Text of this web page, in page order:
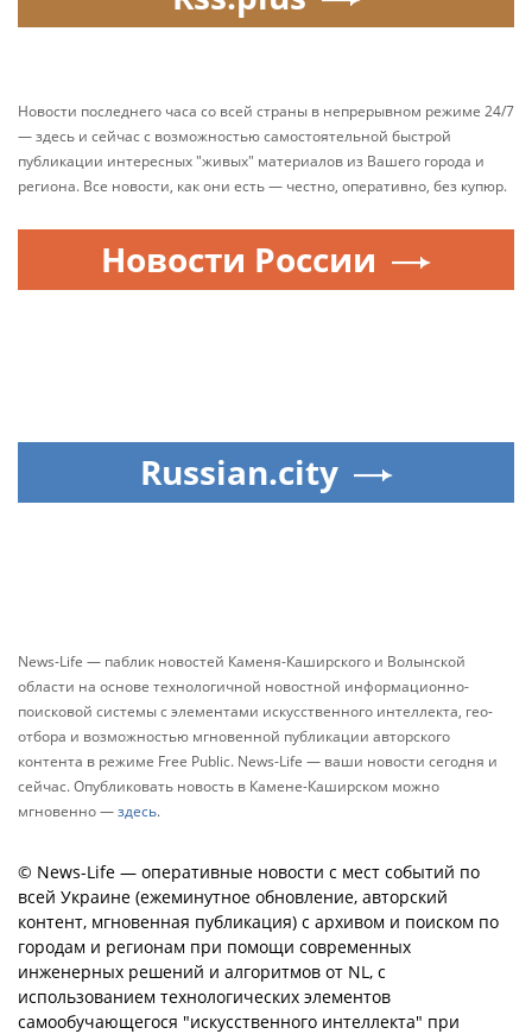
Новости последнего часа со всей страны в непрерывном режиме 24/7
— здесь и сейчас с возможностью самостоятельной быстрой
публикации интересных "живых" материалов из Вашего города и
региона. Все новости, как они есть — честно, оперативно, без купюр.
Новости России
Russian.city
News-Life — паблик новостей Каменя-Каширского и Волынской
области на основе технологичной новостной информационно-
поисковой системы с элементами искусственного интеллекта, гео-
отбора и возможностью мгновенной публикации авторского
контента в режиме Free Public. News-Life — ваши новости сегодня и
сейчас. Опубликовать новость в Камене-Каширском можно
мгновенно —здесь.
© News-Life — оперативные новости с мест событий по
всей Украине (ежеминутное обновление, авторский
контент, мгновенная публикация) с архивом и поиском по
городам и регионам при помощи современных
инженерных решений и алгоритмов от NL, с
использованием технологических элементов
самообучающегося "искусственного интеллекта" при